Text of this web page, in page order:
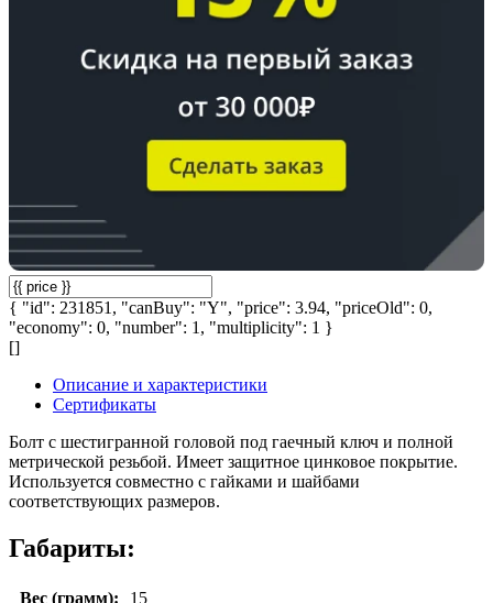
{ "id": 231851, "canBuy": "Y", "price": 3.94, "priceOld": 0,
"economy": 0, "number": 1, "multiplicity": 1 }
[]
Описание и характеристики
Сертификаты
Болт с шестигранной головой под гаечный ключ и полной
метрической резьбой. Имеет защитное цинковое покрытие.
Используется совместно с гайками и шайбами
соответствующих размеров.
Габариты:
Вес (грамм): 15